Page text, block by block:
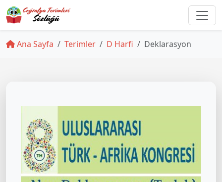
Ana Sayfa Terimler D Harfi Deklarasyon